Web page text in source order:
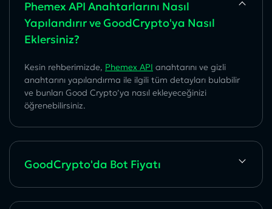
Phemex API Anahtarlarını Nasıl
Yapılandırır ve GoodCrypto'ya Nasıl
Eklersiniz?
Kesin rehberimizde, Phemex API anahtarını ve gizli
anahtarını yapılandırma ile ilgili tüm detayları bulabilir
ve bunları Good Crypto’ya nasıl ekleyeceğinizi
öğrenebilirsiniz.
GoodCrypto'da Bot Fiyatı